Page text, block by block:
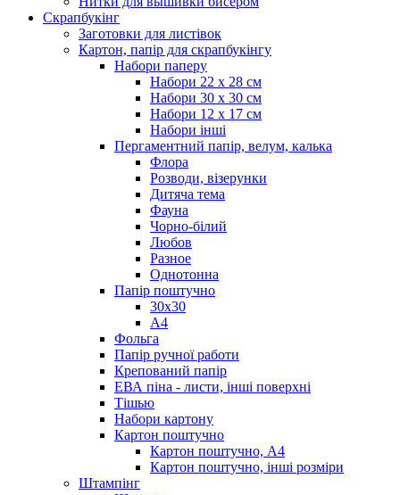
Скрапбукінг
Заготовки для листівок
Картон, папір для скрапбукінгу
Набори паперу
Набори 22 х 28 см
Набори 30 х 30 см
Набори 12 х 17 см
Набори інші
Пергаментний папір, велум, калька
Флора
Розводи, візерунки
Дитяча тема
Фауна
Чорно-білий
Любов
Разное
Однотонна
Папір поштучно
30х30
А4
Фольга
Папір ручної работи
Крепований папір
ЕВА піна - листи, інші поверхні
Тішью
Набори картону
Картон поштучно
Картон поштучно, А4
Картон поштучно, інші розміри
Штампінг